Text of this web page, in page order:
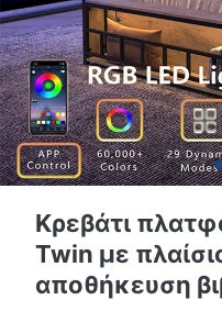
Κρεβάτι
Twin με
αποθήκευση